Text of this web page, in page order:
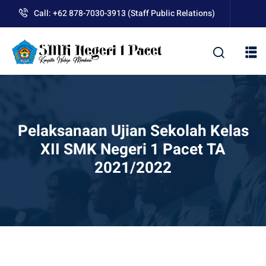
content
Call: +62 878-7030-3913 (Staff Public Relations)
Pelaksanaan Ujian Sekolah Kelas
XII SMK Negeri 1 Pacet TA
2021/2022